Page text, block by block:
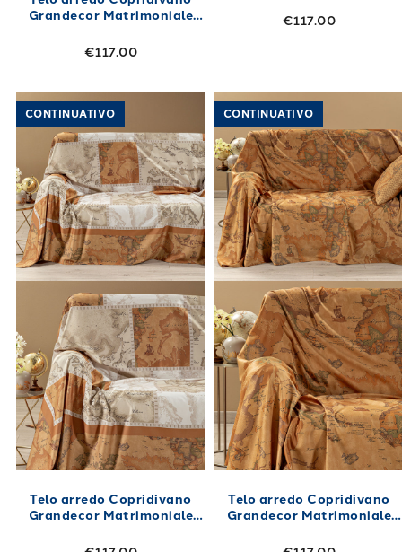
Grandecor Matrimoniale
cotone 270X270
€117.00
€117.00
Link to " Telo arredo Copridivano
CONTINUATIVO
Telo arredo Copridivano
Grandecor Matrimoniale
270X270
Link to "
CONTINUATIVO
Telo arredo Copridivano
Grandecor Matrimoniale
cotone 270X270